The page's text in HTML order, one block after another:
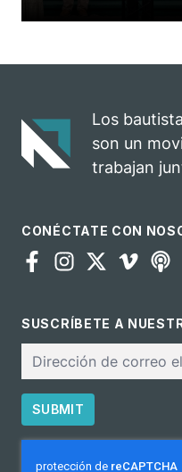
celebra el
Los
son un
trabajan
CONÉCTATE CON
SUSCRÍBETE A
electrónico
SUBMIT